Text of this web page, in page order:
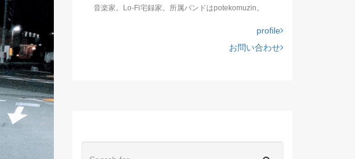
音楽家。Lo-Fi宅録家。所属バンドはpotekomuzin。
profile
お問い合わせ